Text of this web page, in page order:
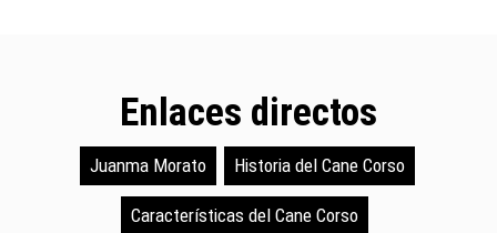
Enlaces directos
Juanma Morato Historia del Cane Corso
Características del Cane Corso